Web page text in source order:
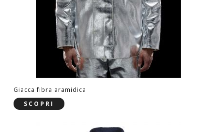
Giacca fibra aramidica
SCOPRI